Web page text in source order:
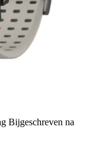
Bijgeschreven na